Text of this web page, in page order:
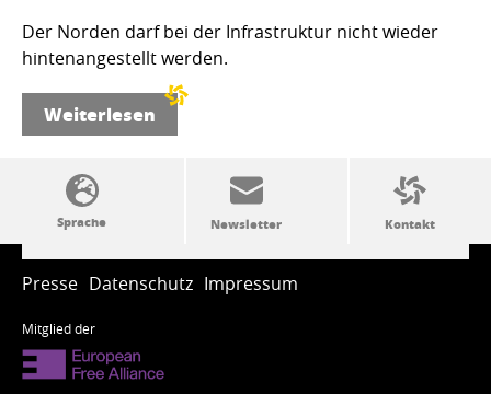
Der Norden darf bei der Infrastruktur nicht wieder
hintenangestellt werden.
Weiterlesen
SSW-Politik von A bis Z
Presse Datenschutz Impressum
Mitglied der